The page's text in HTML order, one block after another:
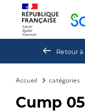
Retour
Accueil catégories
Cump 05
Panneau de gestion des